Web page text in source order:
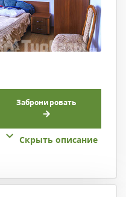
Забронировать
Скрыть описание